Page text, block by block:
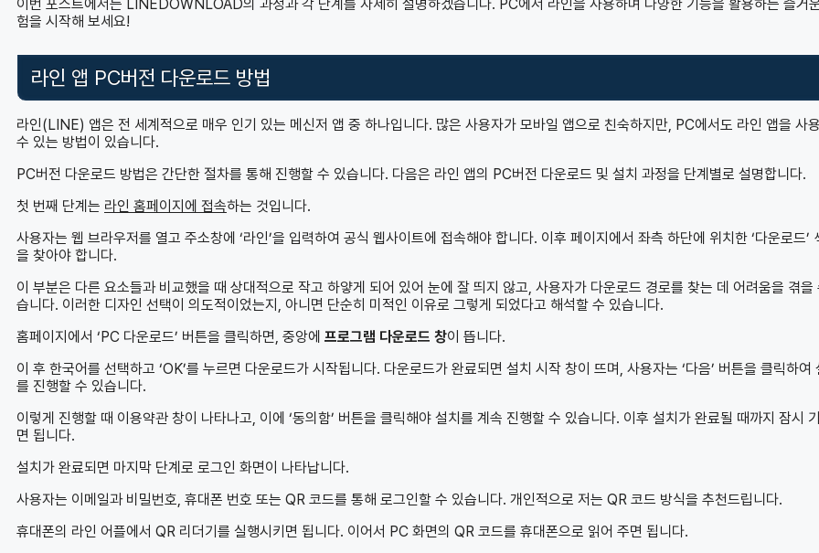
이번 포스트에서는 LINEDOWNLOAD의 과정과 각 단계를 자세히 설명하겠습니다. PC에서 라인을 사용하며 다양한 기능을 활용하는 즐거
험을 시작해 보세요!
라인 앱 PC버전 다운로드 방법
라인(LINE) 앱은 전 세계적으로 매우 인기 있는 메신저 앱 중 하나입니다. 많은 사용자가 모바일 앱으로 친숙하지만, PC에서도 라인 앱을 사
수 있는 방법이 있습니다.
PC버전 다운로드 방법은 간단한 절차를 통해 진행할 수 있습니다. 다음은 라인 앱의 PC버전 다운로드 및 설치 과정을 단계별로 설명합니다.
첫 번째 단계는 라인 홈페이지에 접속하는 것입니다.
사용자는 웹 브라우저를 열고 주소창에 ‘라인’을 입력하여 공식 웹사이트에 접속해야 합니다. 이후 페이지에서 좌측 하단에 위치한 ‘다운로드’
을 찾아야 합니다.
이 부분은 다른 요소들과 비교했을 때 상대적으로 작고 하얗게 되어 있어 눈에 잘 띄지 않고, 사용자가 다운로드 경로를 찾는 데 어려움을 겪을
습니다. 이러한 디자인 선택이 의도적이었는지, 아니면 단순히 미적인 이유로 그렇게 되었다고 해석할 수 있습니다.
홈페이지에서 ‘PC 다운로드’ 버튼을 클릭하면, 중앙에 프로그램 다운로드 창이 뜹니다.
이 후 한국어를 선택하고 ‘OK’를 누르면 다운로드가 시작됩니다. 다운로드가 완료되면 설치 시작 창이 뜨며, 사용자는 ‘다음’ 버튼을 클릭하여
를 진행할 수 있습니다.
이렇게 진행할 때 이용약관 창이 나타나고, 이에 ‘동의함’ 버튼을 클릭해야 설치를 계속 진행할 수 있습니다. 이후 설치가 완료될 때까지 잠시
면 됩니다.
설치가 완료되면 마지막 단계로 로그인 화면이 나타납니다.
사용자는 이메일과 비밀번호, 휴대폰 번호 또는 QR 코드를 통해 로그인할 수 있습니다. 개인적으로 저는 QR 코드 방식을 추천드립니다.
휴대폰의 라인 어플에서 QR 리더기를 실행시키면 됩니다. 이어서 PC 화면의 QR 코드를 휴대폰으로 읽어 주면 됩니다.